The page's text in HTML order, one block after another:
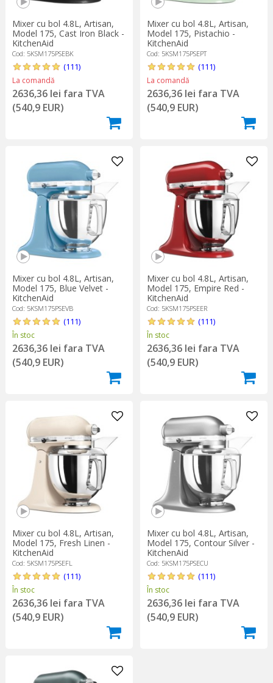
Mixer cu bol 4.8L, Artisan,
Model 175, Cast Iron Black -
KitchenAid
Cod: 5KSM175PSEBK
(111)
La comandă
2636,36 lei fara TVA
(540,9 EUR)
Mixer cu bol 4.8L, Artisan,
Model 175, Pistachio -
KitchenAid
Cod: 5KSM175PSEPT
(111)
La comandă
2636,36 lei fara TVA
(540,9 EUR)
Mixer cu bol 4.8L, Artisan,
Model 175, Blue Velvet -
KitchenAid
Cod: 5KSM175PSEVB
(111)
În stoc
2636,36 lei fara TVA
(540,9 EUR)
Mixer cu bol 4.8L, Artisan,
Model 175, Empire Red -
KitchenAid
Cod: 5KSM175PSEER
(111)
În stoc
2636,36 lei fara TVA
(540,9 EUR)
Mixer cu bol 4.8L, Artisan,
Model 175, Fresh Linen -
KitchenAid
Cod: 5KSM175PSEFL
(111)
În stoc
2636,36 lei fara TVA
(540,9 EUR)
Mixer cu bol 4.8L, Artisan,
Model 175, Contour Silver -
KitchenAid
Cod: 5KSM175PSECU
(111)
În stoc
2636,36 lei fara TVA
(540,9 EUR)